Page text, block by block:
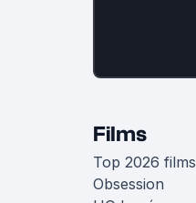
Films
Top 2026 films
Obsession